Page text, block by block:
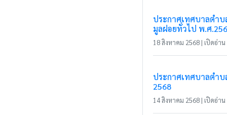
ประกาศเทศบาลตำ
มูลฝอยทั่วไป พ.ศ
18 สิงหาคม 2568 | เปิดอ่าน
ประกาศเทศบาลตำ
2568
14 สิงหาคม 2568 | เปิดอ่าน